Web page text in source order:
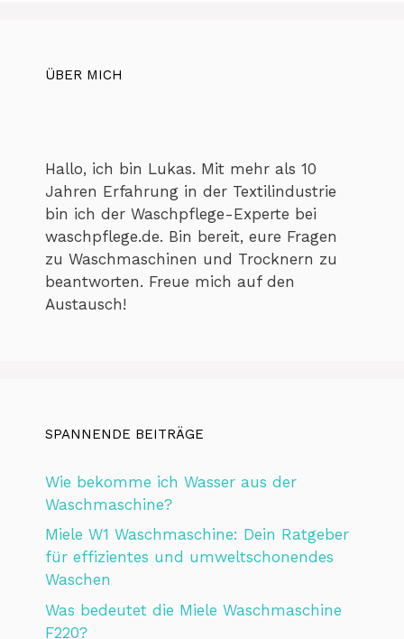
ÜBER MICH
Hallo, ich bin Lukas. Mit mehr als 10
Jahren Erfahrung in der Textilindustrie
bin ich der Waschpflege-Experte bei
waschpflege.de. Bin bereit, eure Fragen
zu Waschmaschinen und Trocknern zu
beantworten. Freue mich auf den
Austausch!
SPANNENDE BEITRÄGE
Wie bekomme ich Wasser aus der
Waschmaschine?
Miele W1 Waschmaschine: Dein Ratgeber
für effizientes und umweltschonendes
Waschen
Was bedeutet die Miele Waschmaschine
F220?